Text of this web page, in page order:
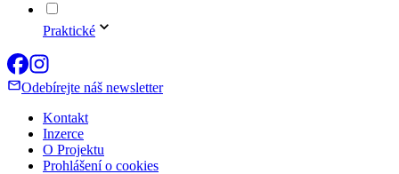
Praktické
Odebírejte náš newsletter
Kontakt
Inzerce
O Projektu
Prohlášení o cookies